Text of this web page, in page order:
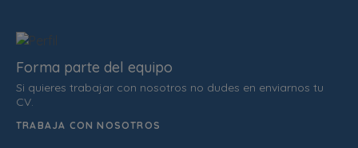
Forma parte del equipo
Si quieres trabajar con nosotros no dudes en enviarnos tu
CV.
TRABAJA CON NOSOTROS